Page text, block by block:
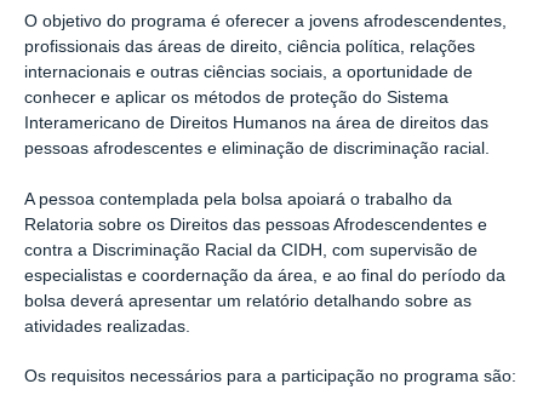
O objetivo do programa é oferecer a jovens afrodescendentes,
profissionais das áreas de direito, ciência política, relações
internacionais e outras ciências sociais, a oportunidade de
conhecer e aplicar os métodos de proteção do Sistema
Interamericano de Direitos Humanos na área de direitos das
pessoas afrodescentes e eliminação de discriminação racial.
A pessoa contemplada pela bolsa apoiará o trabalho da
Relatoria sobre os Direitos das pessoas Afrodescendentes e
contra a Discriminação Racial da CIDH, com supervisão de
especialistas e coordernação da área, e ao final do período da
bolsa deverá apresentar um relatório detalhando sobre as
atividades realizadas.
Os requisitos necessários para a participação no programa são: